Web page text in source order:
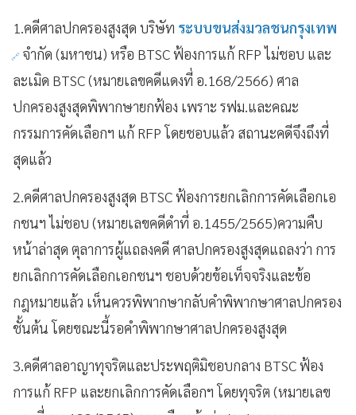
1.คดีศาลปกครองสูงสุด บริษัท ระบบขนส่งมวลชนกรุงเทพ
จำกัด (มหาชน) หรือ BTSC ฟ้องการแก้ RFP ไม่ชอบ และ
ละเมิด BTSC (หมายเลขคดีแดงที่ อ.168/2566) ศาล
ปกครองสูงสุดพิพากษายกฟ้อง เพราะ รฟม.และคณะ
กรรมการคัดเลือกฯ แก้ RFP โดยชอบแล้ว สถานะคดีจึงถึงที่
สุดแล้ว
2.คดีศาลปกครองสูงสุด BTSC ฟ้องการยกเลิกการคัดเลือกเอ
กชนฯ ไม่ชอบ (หมายเลขคดีดำที่ อ.1455/2565)ความคืบ
หน้าล่าสุด ตุลาการผู้แถลงคดี ศาลปกครองสูงสุดแถลงว่า การ
ยกเลิกการคัดเลือกเอกชนฯ ชอบด้วยข้อเท็จจริงและข้อ
กฎหมายแล้ว เห็นควรพิพากษากลับคำพิพากษาศาลปกครอง
ชั้นต้น โดยขณะนี้รอคำพิพากษาศาลปกครองสูงสุด
3.คดีศาลอาญาทุจริตและประพฤติมิชอบกลาง BTSC ฟ้อง
การแก้ RFP และยกเลิกการคัดเลือกฯ โดยทุจริต (หมายเลข